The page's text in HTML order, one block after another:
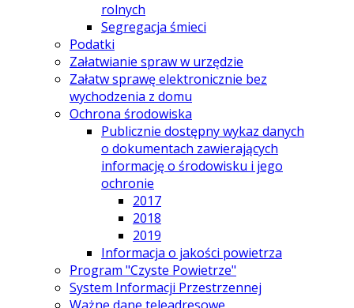
rolnych
Segregacja śmieci
Podatki
Załatwianie spraw w urzędzie
Załatw sprawę elektronicznie bez
wychodzenia z domu
Ochrona środowiska
Publicznie dostępny wykaz danych
o dokumentach zawierających
informację o środowisku i jego
ochronie
2017
2018
2019
Informacja o jakości powietrza
Program "Czyste Powietrze"
System Informacji Przestrzennej